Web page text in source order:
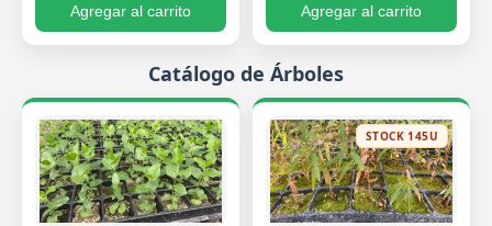
Agregar al carrito Agregar al carrito
Catálogo de Árboles
STOCK 145U